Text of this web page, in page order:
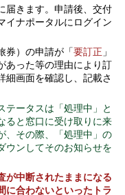
届きます。申請後、交付
イナポータルにログイン
券）の申請が「要訂正 」
あった等の理由により訂
細画面を確認し、記載さ
テータスは「処理中」と
ると窓口に受け取りに来
、その際、「処理中」の
ウンしてそのお知らせを
が中断されたままになる
に合わないといったトラ